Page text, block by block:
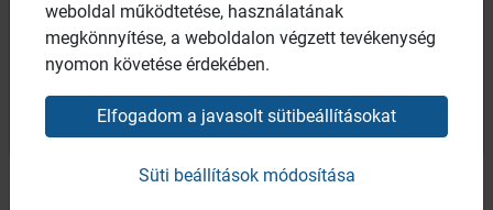
Honvédorvos 2014/1-2 szám
honvedorvos-2014_1-2.pdf
2020. dec. 17. 12:05:07
weboldal működtetése, használatának
megkönnyítése, a weboldalon végzett tevékenység
nyomon követése érdekében.
Elfogadom a javasolt sütibeállításokat
Süti beállítások módosítása